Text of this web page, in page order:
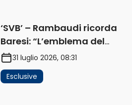
‘SVB’ – Rambaudi ricorda
Baresi: “L’emblema del
difensore moderno completo.
Lui è il Milan” (AUDIO)
31 luglio 2026, 08:31
Esclusive